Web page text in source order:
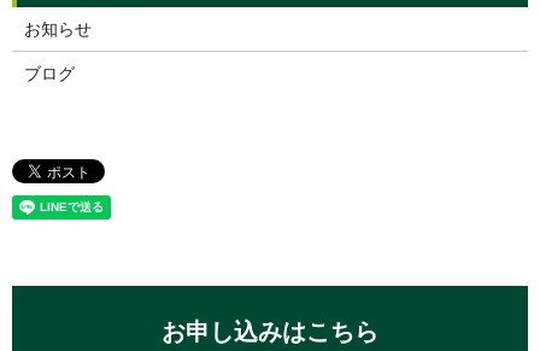
お知らせ
ブログ
お申し込みはこちら